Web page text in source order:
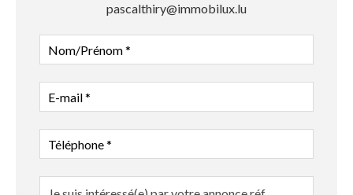
pascalthiry@immobilux.lu